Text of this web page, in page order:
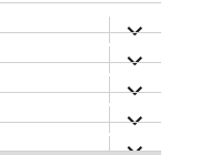
anzeigen
anzeigen
anzeigen
anzeigen